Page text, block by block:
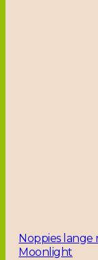
Noppies lange
Moonlight